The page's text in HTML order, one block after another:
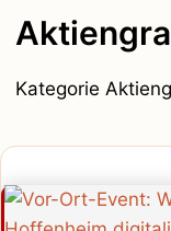
Kategorie